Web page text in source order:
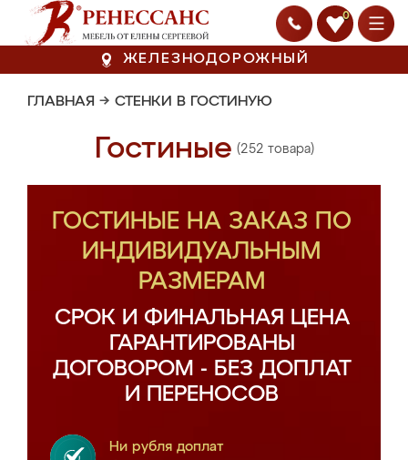
0
ЖЕЛЕЗНОДОРОЖНЫЙ
ГЛАВНАЯ → СТЕНКИ В ГОСТИНУЮ
Гостиные (252 товара)
ГОСТИНЫЕ НА ЗАКАЗ ПО
ИНДИВИДУАЛЬНЫМ
РАЗМЕРАМ
СРОК И ФИНАЛЬНАЯ ЦЕНА
ГАРАНТИРОВАНЫ
ДОГОВОРОМ - БЕЗ ДОПЛАТ
И ПЕРЕНОСОВ
Ни рубля доплат